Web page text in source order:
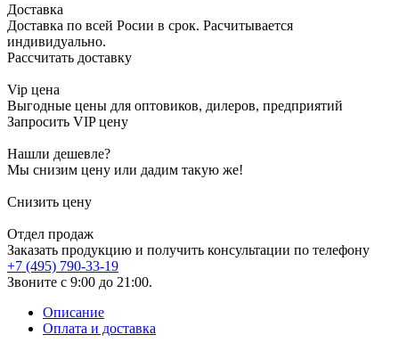
Доставка
Доставка по всей Росии в срок. Расчитывается
индивидуально.
Рассчитать доставку
Vip цена
Выгодные цены для оптовиков, дилеров, предприятий
Запросить VIP цену
Нашли дешевле?
Мы снизим цену или дадим такую же!
Снизить цену
Отдел продаж
Заказать продукцию и получить консультации по телефону
+7 (495) 790-33-19
Звоните с 9:00 до 21:00.
Описание
Оплата и доставка